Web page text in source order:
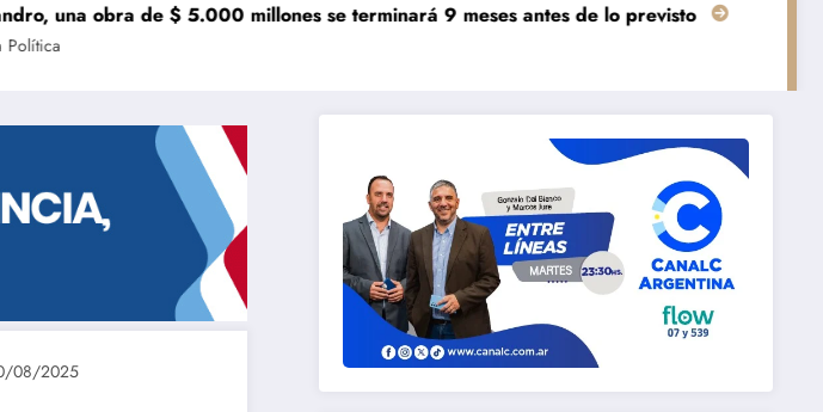
$ 5.000 millones se terminará 9 meses antes de lo previsto «El mundo AgTech es
08/2025